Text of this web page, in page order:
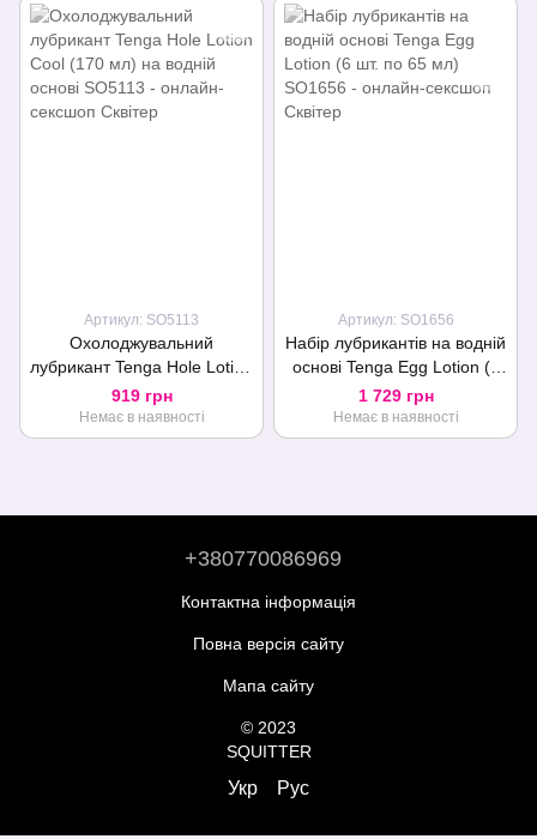
Артикул: SO5113
Охолоджувальний
лубрикант Tenga Hole Lotion
Cool (170 мл) на водній
основі
919 грн
Немає в наявності
Артикул: SO1656
Набір лубрикантів на водній
основі Tenga Egg Lotion (6
шт. по 65 мл)
1 729 грн
Немає в наявності
+380770086969
Контактна інформація
Повна версія сайту
Мапа сайту
© 2023
SQUITTER
Укр Рус